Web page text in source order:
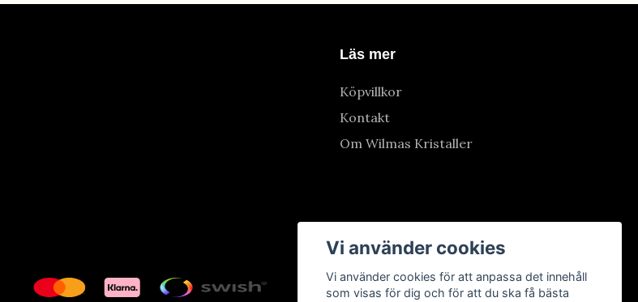
Läs mer
Köpvillkor
Kontakt
Om Wilmas Kristaller
Vi använder cookies
Vi använder cookies för att anpassa det innehåll
som visas för dig och för att du ska få bästa